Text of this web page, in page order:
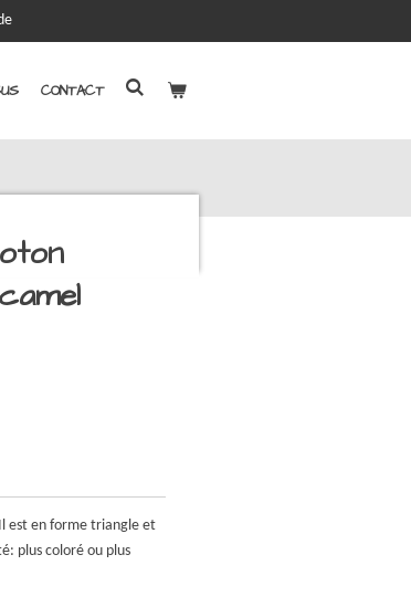
CONTACT
est en forme triangle et
plus coloré ou plus